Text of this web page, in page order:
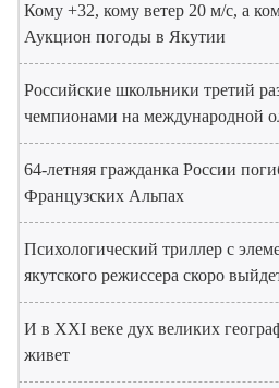
Кому +32, кому ветер 20 м/с, а
Аукцион погоды в Якутии
Российские школьники третий
чемпионами на международной
64-летняя гражданка России
Французских Альпах
Психологический триллер с
якутского режиссера скоро
И в XXI веке дух великих
живет